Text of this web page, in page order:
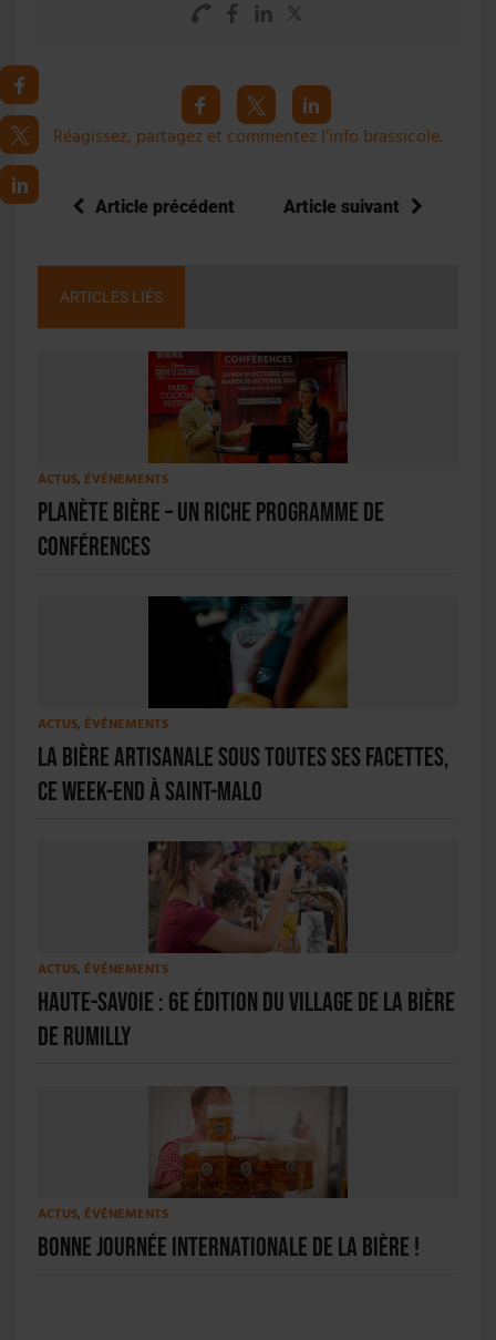
Réagissez, partagez et commentez l’info brassicole.
Article précédent Article suivant
ARTICLES LIÉS
ACTUS, ÉVÉNEMENTS
Planète Bière – Un riche programme de
conférences
ACTUS, ÉVÉNEMENTS
La bière artisanale sous toutes ses facettes,
ce week-end à Saint-Malo
ACTUS, ÉVÉNEMENTS
Haute-Savoie : 6e édition du Village de la Bière
de Rumilly
ACTUS, ÉVÉNEMENTS
Bonne Journée internationale de la bière !